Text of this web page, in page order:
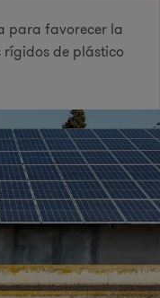
para favorecer la
rígidos de plástico